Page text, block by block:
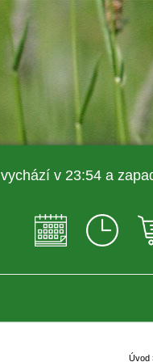
vychází v 23:54 a
Úvod